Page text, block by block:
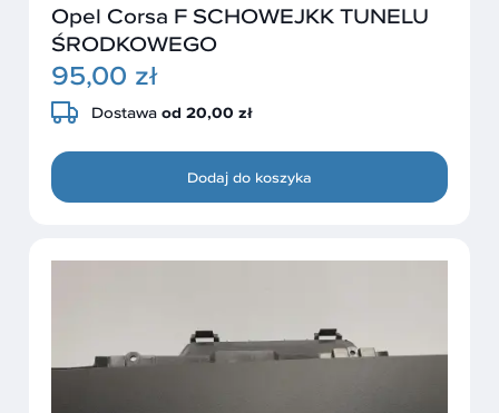
Opel Corsa F SCHOWEJKK TUNELU
ŚRODKOWEGO
95,00 zł
Dostawa od 20,00 zł
Dodaj do koszyka